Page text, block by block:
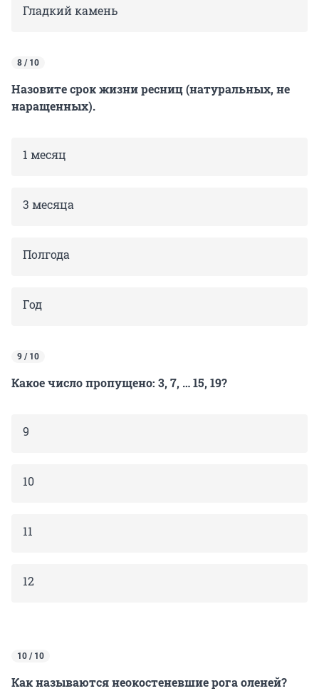
Гладкий камень
8 / 10
Назовите срок жизни ресниц (натуральных, не
наращенных).
1 месяц
3 месяца
Полгода
Год
9 / 10
Какое число пропущено: 3, 7, … 15, 19?
9
10
11
12
10 / 10
Как называются неокостеневшие рога оленей?